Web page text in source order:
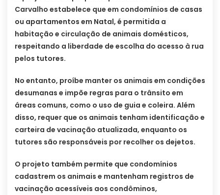
Carvalho estabelece que em condomínios de casas
ou apartamentos em Natal, é permitida a
habitação e circulação de animais domésticos,
respeitando a liberdade de escolha do acesso à rua
pelos tutores.
No entanto, proíbe manter os animais em condições
desumanas e impõe regras para o trânsito em
áreas comuns, como o uso de guia e coleira. Além
disso, requer que os animais tenham identificação e
carteira de vacinação atualizada, enquanto os
tutores são responsáveis por recolher os dejetos.
O projeto também permite que condomínios
cadastrem os animais e mantenham registros de
vacinação acessíveis aos condôminos,